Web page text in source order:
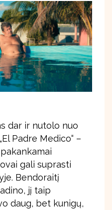
dar ir nutolo nuo
Padre Medico“ –
gali suprasti
Bendoraitį
jį taip
daug, bet kunigų,